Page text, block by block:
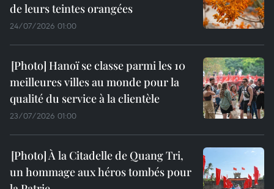
de leurs teintes orangées
24/07/2026 01:00
Hanoï se classe parmi les 10
meilleures villes au monde pour la
qualité du service à la clientèle
23/07/2026 01:00
À la Citadelle de Quang Tri,
un hommage aux héros tombés pour